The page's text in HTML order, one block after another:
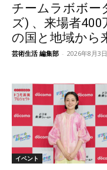
チームラボボー
ズ) 、来場者
の国と地域から
芸術生活 編集部 - 2026年8月3日
イベント